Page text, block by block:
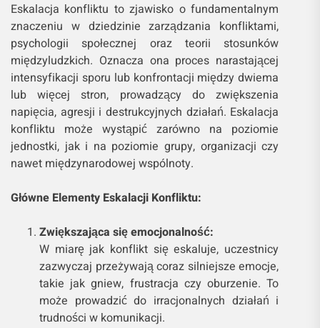
Eskalacja konfliktu to zjawisko o fundamentalnym
znaczeniu w dziedzinie zarządzania konfliktami,
psychologii społecznej oraz teorii stosunków
międzyludzkich. Oznacza ona proces narastającej
intensyfikacji sporu lub konfrontacji między dwiema
lub więcej stron, prowadzący do zwiększenia
napięcia, agresji i destrukcyjnych działań. Eskalacja
konfliktu może wystąpić zarówno na poziomie
jednostki, jak i na poziomie grupy, organizacji czy
nawet międzynarodowej wspólnoty.
Główne Elementy Eskalacji Konfliktu:
Zwiększająca się emocjonalność:
W miarę jak konflikt się eskaluje, uczestnicy
zazwyczaj przeżywają coraz silniejsze emocje,
takie jak gniew, frustracja czy oburzenie. To
może prowadzić do irracjonalnych działań i
trudności w komunikacji.